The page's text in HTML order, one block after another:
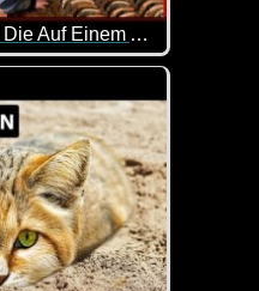
Geniale Bauarbeiter, Die Auf Einem Anderen Niveau Sind - 41
staunen. Sehr genial wie